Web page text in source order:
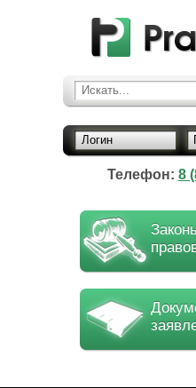
Искать...
Логин
Телефон: 8